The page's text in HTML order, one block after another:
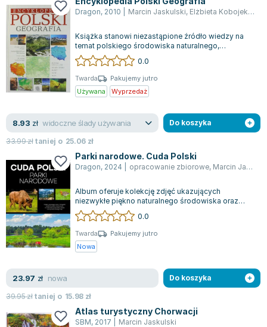
Joseph Murphy
Jan Sztaudynger
Aleksander Puszkin
Oscar Wilde
Małgorzata Ohme
Maddie Ziegler
Maria Seweryn
Janina Zającówna
Eric Helms
Anna Prus (oprac.)
Nela Mała Reporterka
Agnieszka Maciąg
Barbara Wrzesińska
Terry Pratchett
Ajahn Brahm
Lucinda Riley
Jacek Walkiewicz
Dragon, 2010 Marcin Jaskulski, Elżbieta Kobojek,
Książka stanowi niezastąpione źródło wiedzy na
temat polskiego środowiska naturalnego,
skierowane zarówno do uczniów, jak i dorosł...
0.0
Twarda
Pakujemy jutro
Używana
Wyprzedaż
8.93 zł widoczne ślady używania
33.99złtaniej o 25.06 zł
Do koszyka
Parki narodowe. Cuda Polski
Dragon, 2024 opracowanie zbiorowe, Marcin Jaskulski
Album oferuje kolekcję zdjęć ukazujących
niezwykłe piękno naturalnego środowiska oraz
chronionych gatunków roślin i zwierząt. Foto...
0.0
Twarda
Pakujemy jutro
Nowa
23.97 zł nowa
39.95złtaniej o 15.98 zł
Do koszyka
Atlas turystyczny Chorwacji
SBM, 2017 Marcin Jaskulski